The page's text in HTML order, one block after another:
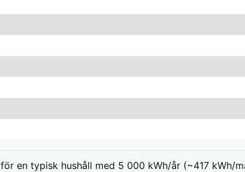
för en typisk hushåll med 5 000 kWh/år (~417 kWh/